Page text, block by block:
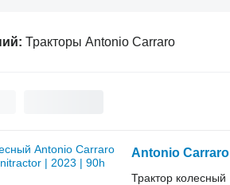
Тракторы Antonio Carraro
Antonio Carraro
Трактор колесный